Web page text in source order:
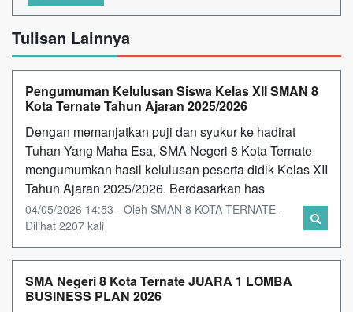
Tulisan Lainnya
Pengumuman Kelulusan Siswa Kelas XII SMAN 8
Kota Ternate Tahun Ajaran 2025/2026
Dengan memanjatkan puji dan syukur ke hadirat
Tuhan Yang Maha Esa, SMA Negeri 8 Kota Ternate
mengumumkan hasil kelulusan peserta didik Kelas XII
Tahun Ajaran 2025/2026. Berdasarkan has
04/05/2026 14:53 - Oleh SMAN 8 KOTA TERNATE -
Dilihat 2207 kali
SMA Negeri 8 Kota Ternate JUARA 1 LOMBA
BUSINESS PLAN 2026